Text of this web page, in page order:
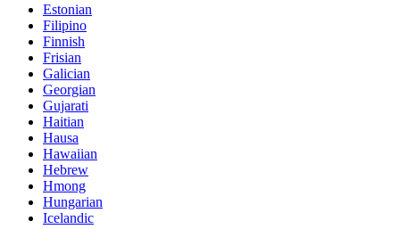
Estonian
Filipino
Finnish
Frisian
Galician
Georgian
Gujarati
Haitian
Hausa
Hawaiian
Hebrew
Hmong
Hungarian
Icelandic